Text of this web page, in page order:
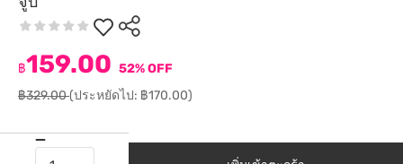
฿159.00 52% OFF
฿329.00(ประหยัดไป: ฿170.00)